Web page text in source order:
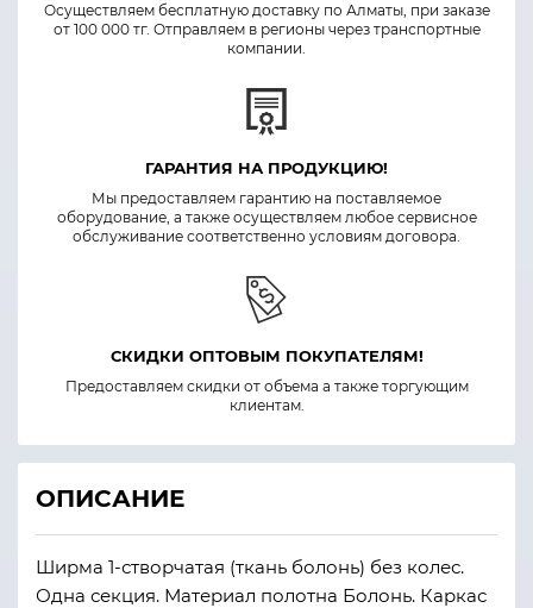
Осуществляем бесплатную доставку по Алматы, при заказе
от 100 000 тг. Отправляем в регионы через транспортные
компании.
ГАРАНТИЯ НА ПРОДУКЦИЮ!
Мы предоставляем гарантию на поставляемое
оборудование, а также осуществляем любое сервисное
обслуживание соответственно условиям договора.
СКИДКИ ОПТОВЫМ ПОКУПАТЕЛЯМ!
Предоставляем скидки от объема а также торгующим
клиентам.
ОПИСАНИЕ
Ширма 1-створчатая (ткань болонь) без колес.
Одна секция. Материал полотна Болонь. Каркас